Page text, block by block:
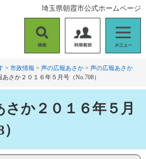
索
用
者
別
ニ
ュ
埼玉県朝霞市公式ホームページ
> 市政情報 > 声の広報あさか > 声の広報あさか
あさか２０１６年５月号（No.708）
さか２０１６年５月